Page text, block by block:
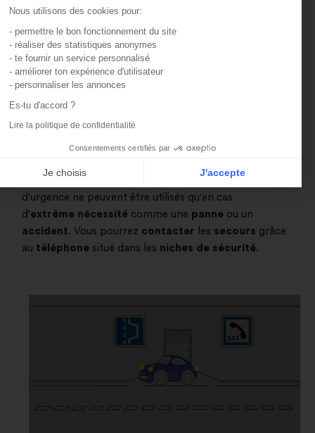
Nous utilisons des cookies pour:
- permettre le bon fonctionnement du site
- réaliser des statistiques anonymes
- te fournir un service personnalisé
- améliorer ton expérience d'utilisateur
- personnaliser les annonces
Es-tu d'accord ?
Lire la politique de confidentialité
Consentements certifiés par
Je choisis J'accepte
consent
de Gestion du Consentement : Personnalisez
plateforme vous permet d'adapter et de gérer vos
Rappelez-vous bien que les emplacements d'arrêt
d'urgence ne peuvent être utilisés qu'en cas
d'extrême nécessité comme une panne ou un
accident. Vous pourrez contacter les secours grâce
au téléphone situé dans les niches de sécurité.